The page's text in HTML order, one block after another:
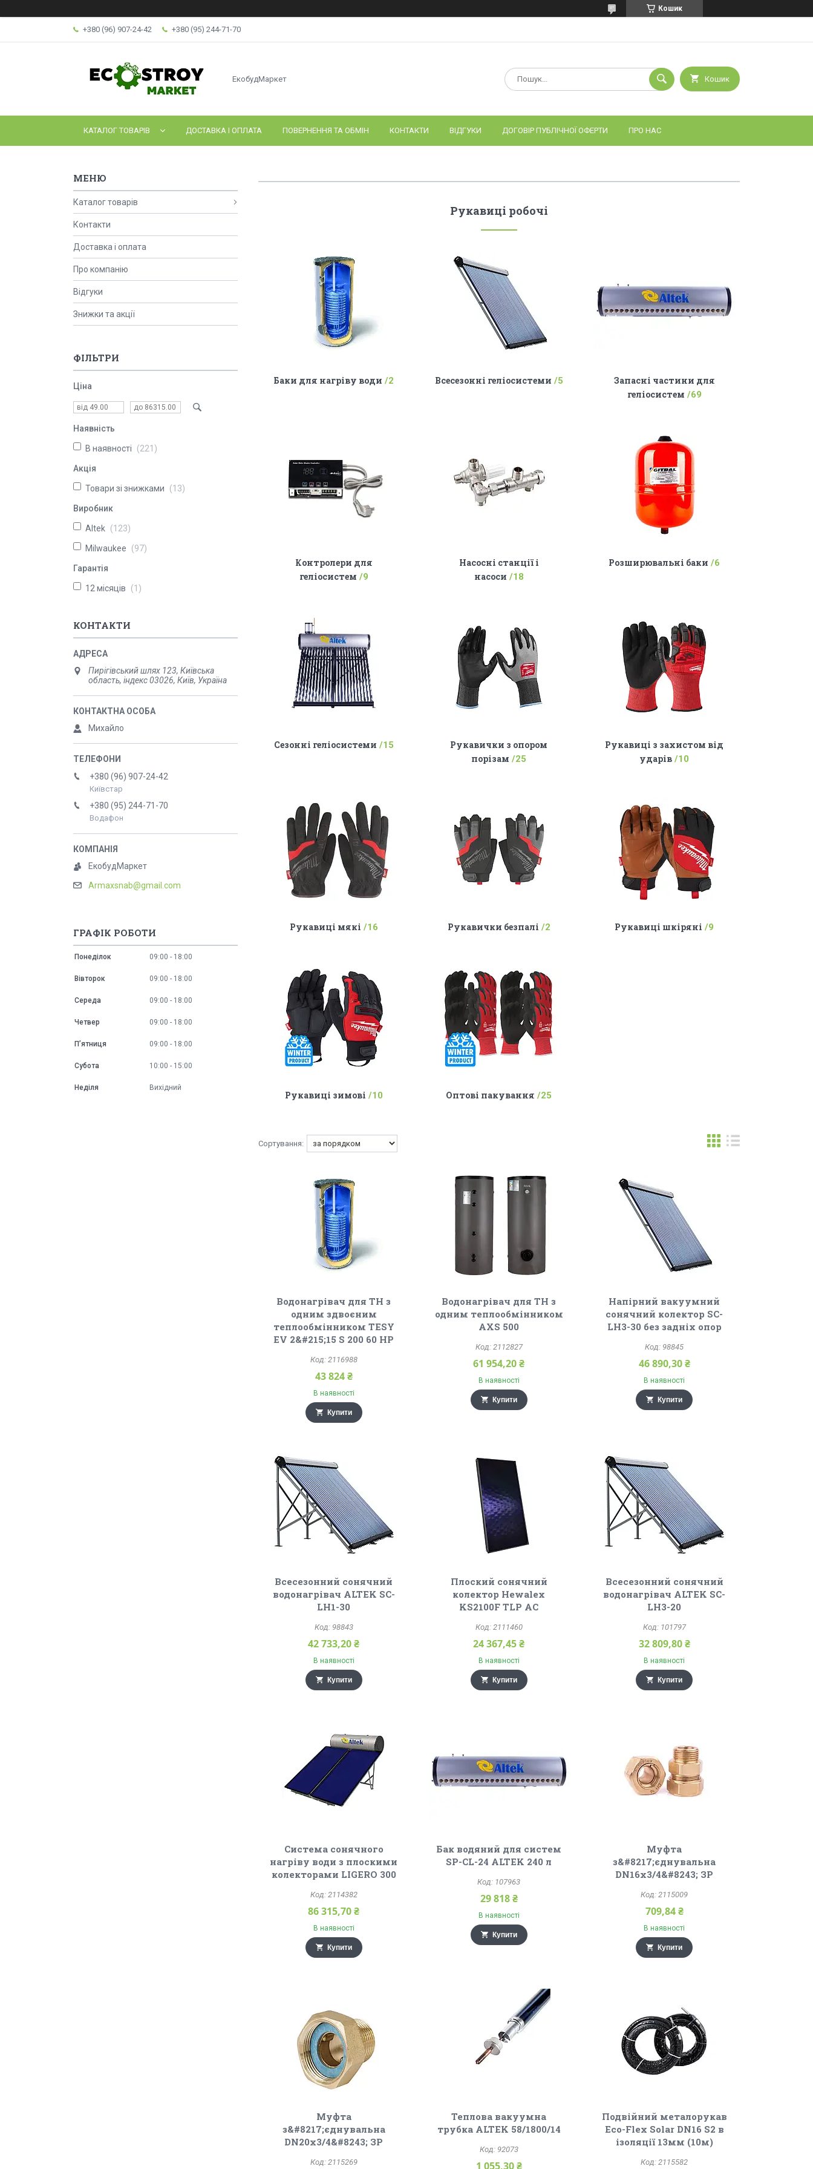
Кошик
+380 (96) 907-24-42 +380 (95) 244-71-70
ЕкобудМаркет Кошик
КАТАЛОГ ТОВАРІВ ДОСТАВКА І ОПЛАТА ПОВЕРНЕННЯ ТА ОБМІН КОНТАКТИ ВІДГУКИ ДОГОВІР ПУБЛІЧНОЇ ОФЕРТИ ПРО НАС
Рукавиці робочі
Баки для нагріву води 2 Всесезонні геліосистеми 5
Запасні частини для
геліосистем 69
Контролери для
геліосистем 9
Насосні станції і
насоси
18
Розширювальні баки 6
Сезонні геліосистеми 15
Рукавички з опором
порізам
25
Рукавиці з захистом від
ударів
10
Рукавиці мякі 16 Рукавички безпалі 2 Рукавиці шкіряні 9
Рукавиці зимові 10 Оптові пакування 25
Водонагрівач для ТН з
одним здвоєним
теплообмінником TESY
EV 2&#215;15 S 200 60 HP
2116988
43 824 ₴
В наявності
Купити
Водонагрівач для ТН з
одним теплообмінником
AXS 500
2112827
61 954,20 ₴
В наявності
Купити
Напірний вакуумний
сонячний колектор SC-
LH3-30 без задніх опор
98845
46 890,30 ₴
В наявності
Купити
Всесезонний сонячний
водонагрівач ALTEK SC-
LH1-30
98843
42 733,20 ₴
В наявності
Купити
Плоский сонячний
колектор Hewalex
KS2100F TLP AC
2111460
24 367,45 ₴
В наявності
Купити
Всесезонний сонячний
водонагрівач ALTEK SC-
LH3-20
101797
32 809,80 ₴
В наявності
Купити
Система сонячного
нагріву води з плоскими
колекторами LIGERO 300
2114382
86 315,70 ₴
В наявності
Купити
Бак водяний для систем
SP-CL-24 ALTEK 240 л
107963
29 818 ₴
В наявності
Купити
Муфта
з&#8217;єднувальна
DN16х3/4&#8243; ЗР
2115009
709,84 ₴
В наявності
Купити
Муфта
з&#8217;єднувальна
DN20х3/4&#8243; ЗР
2115269
Теплова вакуумна
трубка ALTEK 58/1800/14
92073
1 055,30 ₴
Подвійний металорукав
Eco-Flex Solar DN16 S2 в
ізоляції 13мм (10м)
2115582
Каталог товарів
Контакти
Доставка і оплата
Про компанію
Відгуки
Знижки та акції
ФІЛЬТРИ
Ціна
Наявність
В наявності 221
Акція
Товари зі знижками 13
Виробник
Altek 123
Milwaukee 97
Гарантія
12 місяців 1
КОНТАКТИ
Пирігівський шлях 123, Київська
область, індекс 03026, Київ, Україна
Михайло
+380 (96) 907-24-42
Київстар
+380 (95) 244-71-70
Водафон
ЕкобудМаркет
Armaxsnab@gmail.com
ГРАФІК РОБОТИ
Понеділок 09:00 18:00
Вівторок 09:00 18:00
Середа 09:00 18:00
Четвер 09:00 18:00
Пʼятниця 09:00 18:00
Субота 10:00 15:00
Неділя Вихідний